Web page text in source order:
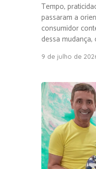
Tempo,
passaram a
consumidor
dessa mudança,
9 de julho de